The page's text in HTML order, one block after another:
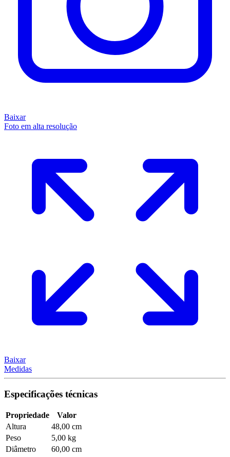
Baixar
Foto em alta resolução
Baixar
Medidas
Especificações técnicas
Propriedade
Valor
Altura
48,00 cm
Peso
5,00 kg
Diâmetro
60,00 cm